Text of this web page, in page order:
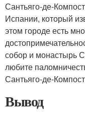
Сантьяго-де-
Испании, который
этом городе есть
собор и монастырь
любите
Сантьяго-де-
Вывод